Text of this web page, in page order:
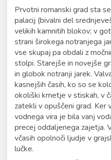
Prvotni romanski grad sta
palacij (bivalni del
velikih kamnitih blokov; v
strani širokega notranjega
vse skupaj pa obdali z
stolpi. Starejše in novejše
in globok notranji jarek.
kasnejših časih, ko so se
okoliški kmetje v stiskah, v
zatekli v opuščeni grad. Ker
vodnega vira je bila vanj
precej oddaljenega zajetja.
včasih opolnoči ljudje v
lučke.